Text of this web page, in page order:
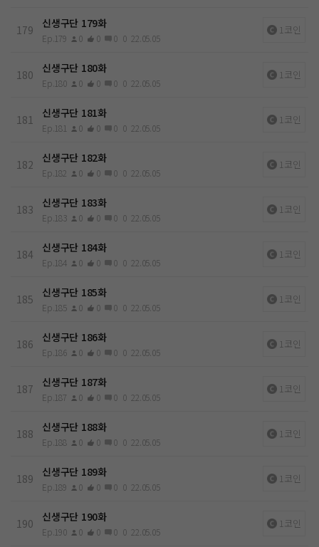
179 신생구단 179화
Ep.179 0 0 0 0 22.05.05
1코인
180 신생구단 180화
Ep.180 0 0 0 0 22.05.05
1코인
181 신생구단 181화
Ep.181 0 0 0 0 22.05.05
1코인
182 신생구단 182화
Ep.182 0 0 0 0 22.05.05
1코인
183 신생구단 183화
Ep.183 0 0 0 0 22.05.05
1코인
184 신생구단 184화
Ep.184 0 0 0 0 22.05.05
1코인
185 신생구단 185화
Ep.185 0 0 0 0 22.05.05
1코인
186 신생구단 186화
Ep.186 0 0 0 0 22.05.05
1코인
187 신생구단 187화
Ep.187 0 0 0 0 22.05.05
1코인
188 신생구단 188화
Ep.188 0 0 0 0 22.05.05
1코인
189 신생구단 189화
Ep.189 0 0 0 0 22.05.05
1코인
190 신생구단 190화
Ep.190 0 0 0 0 22.05.05
1코인